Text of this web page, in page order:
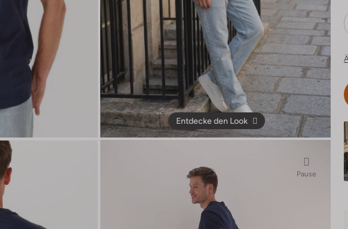
Entdecke den Look
Pause